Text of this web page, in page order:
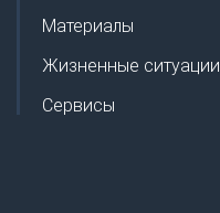
Материалы
Жизненные ситуации
Сервисы